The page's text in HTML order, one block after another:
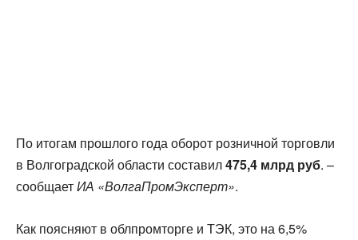
По итогам прошлого года оборот розничной торговли
в Волгоградской области составил475,4 млрд руб. –
сообщаетИА «ВолгаПромЭксперт».
Как поясняют в облпромторге и ТЭК, это на 6,5%